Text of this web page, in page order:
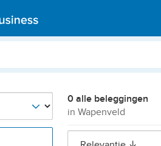
0 alle beleggingen
in Wapenveld